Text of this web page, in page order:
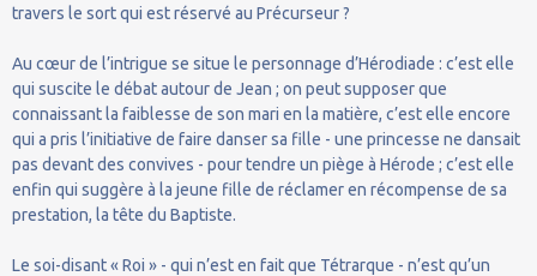
travers le sort qui est réservé au Précurseur ?
Au cœur de l’intrigue se situe le personnage d’Hérodiade : c’est elle
qui suscite le débat autour de Jean ; on peut supposer que
connaissant la faiblesse de son mari en la matière, c’est elle encore
qui a pris l’initiative de faire danser sa fille - une princesse ne dansait
pas devant des convives - pour tendre un piège à Hérode ; c’est elle
enfin qui suggère à la jeune fille de réclamer en récompense de sa
prestation, la tête du Baptiste.
Le soi-disant « Roi » - qui n’est en fait que Tétrarque - n’est qu’un